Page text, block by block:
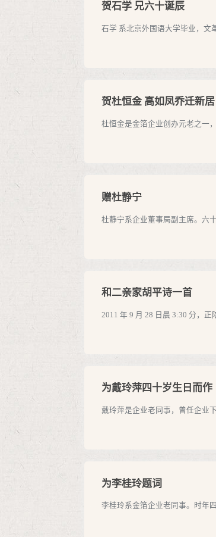
贺石学 兄六十诞辰
石学 系北京外国语大学毕业，文
贺杜恒金 高如凤乔迁新居
杜恒金是金箔企业创办元老之一
赠杜静宁
杜静宁系企业董事局副主席。六
和二亲家胡平诗一首
2011 年 9 月 28 日晨 3:30 分，
为戴玲萍四十岁生日而作
戴玲萍是企业老同事，曾任企业
为李桂玲题词
李桂玲系金箔企业老同事。时年